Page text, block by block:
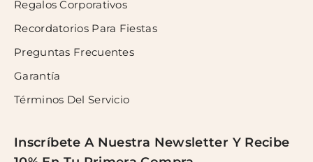
Regalos Corporativos
Recordatorios Para Fiestas
Preguntas Frecuentes
Garantía
Términos Del Servicio
Inscríbete A Nuestra Newsletter Y Recibe